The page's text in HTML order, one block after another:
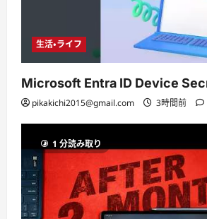
生活・ライフ
Microsoft Entra ID Device
pikakichi2015@gmail.com 3時間前
1 分読み取り